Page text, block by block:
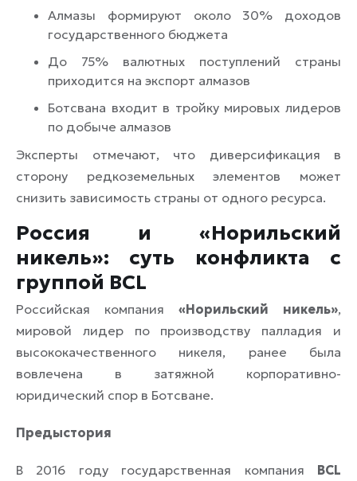
Алмазы формируют около 30% доходов
государственного бюджета
До 75% валютных поступлений страны
приходится на экспорт алмазов
Ботсвана входит в тройку мировых лидеров
по добыче алмазов
Эксперты отмечают, что диверсификация в
сторону редкоземельных элементов может
снизить зависимость страны от одного ресурса.
Россия и «Норильский
никель»: суть конфликта с
группой BCL
Российская компания «Норильский никель»,
мировой лидер по производству палладия и
высококачественного никеля, ранее была
вовлечена в затяжной корпоративно-
юридический спор в Ботсване.
Предыстория
В 2016 году государственная компания BCL